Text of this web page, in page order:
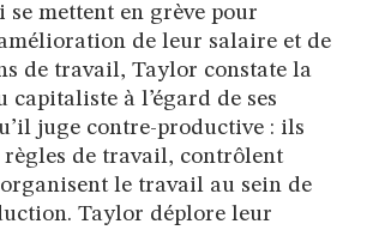
mettent en grève pour
de leur salaire et de
de travail, Taylor constate la
capitaliste à l’égard de ses
juge contre-productive : ils
règles de travail, contrôlent
organisent le travail au sein de
Taylor déplore leur